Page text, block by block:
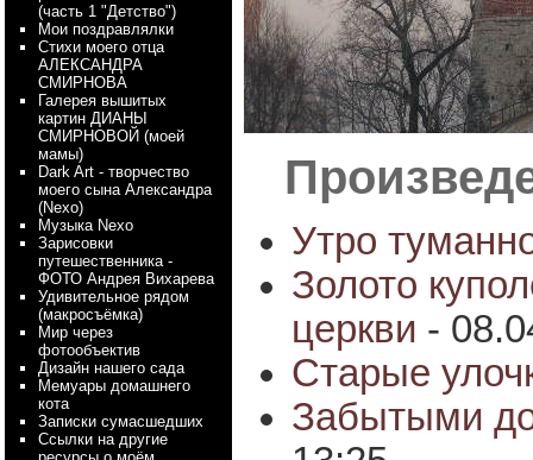
(часть 1 "Детство")
Мои поздравлялки
Стихи моего отца
АЛЕКСАНДРА
СМИРНОВА
Галерея вышитых
картин ДИАНЫ
СМИРНОВОЙ (моей
мамы)
Dark Art - творчество
моего сына Александра
(Nexo)
Myзыка Nexo
Зарисовки
путешественника -
ФОТО Андрея Вихарева
Удивительное рядом
(макросъёмка)
Мир через
фотообъектив
Дизайн нашего сада
Мемуары домашнего
кота
Записки сумасшедших
Ссылки на другие
Утро
Золото
церкви -
Старые
Забытыми